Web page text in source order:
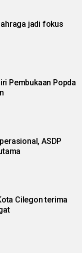
jadi fokus
Pembukaan Popda
ASDP
Cilegon terima